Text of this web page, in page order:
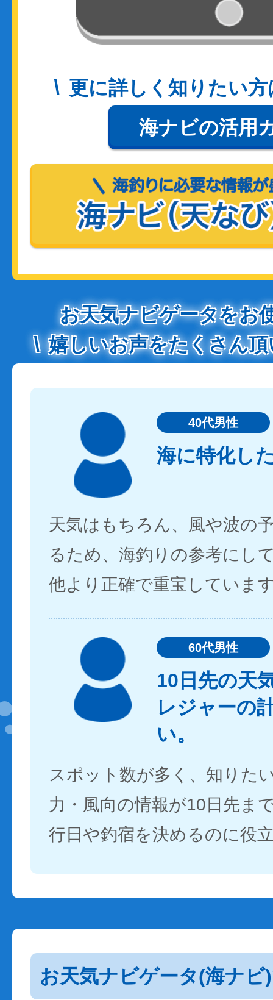
更に詳しく知りたい
海ナビの活用
お天気ナビゲータをお
嬉しいお声をたくさん
40代男性
海に特化し
天気はもちろん、風や波の
るため、海釣りの参考にし
他より正確で重宝していま
60代男性
10日先の天
レジャーの
い。
スポット数が多く、知りた
力・風向の情報が10日先ま
行日や釣宿を決めるのに役
お天気ナビゲータ(海ナビ